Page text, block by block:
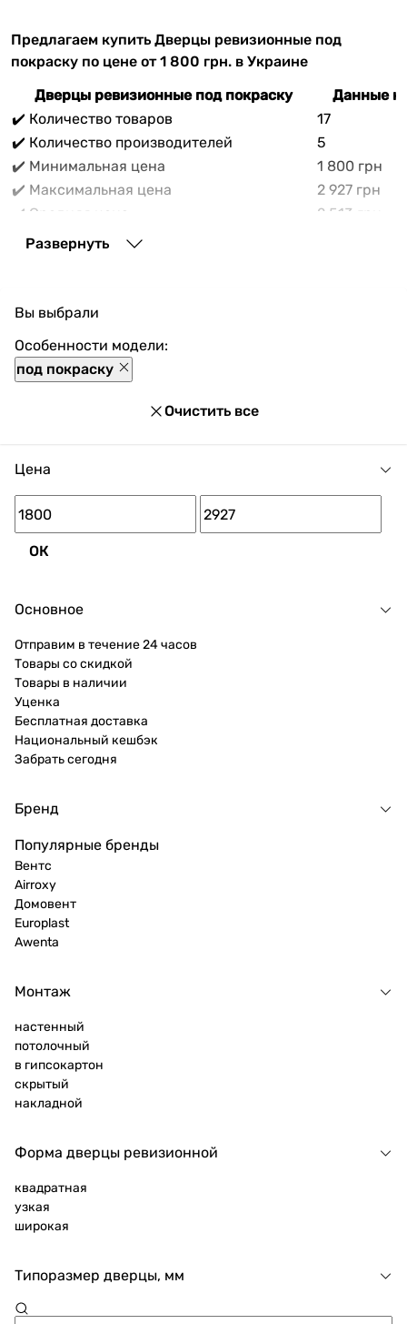
Предлагаем купить Дверцы ревизионные под
покраску по цене от 1 800 грн. в Украине
Дверцы ревизионные под покраску
Данные
✔️ Количество товаров
17
✔️ Количество производителей
5
✔️ Минимальная цена
1 800 грн
✔️ Максимальная цена
2 927 грн
✔️ Средняя цена
2 513 грн
В прайс-каталоге vencon.ua Дверцы ревизионные
доступны разнообразные способы оплаты, покупка в
кредит и множество акций и скидок для каждого
покупателя.
Развернуть
Вы выбрали
Особенности модели:
под покраску
Очистить все
Цена
ОК
Основное
Отправим в течение 24 часов
Товары со скидкой
Товары в наличии
Уценка
Бесплатная доставка
Национальный кешбэк
Забрать сегодня
Бренд
Популярные бренды
Вентс
Airroxy
Домовент
Europlast
Awenta
Монтаж
настенный
потолочный
в гипсокартон
скрытый
накладной
Форма дверцы ревизионной
квадратная
узкая
широкая
Типоразмер дверцы, мм